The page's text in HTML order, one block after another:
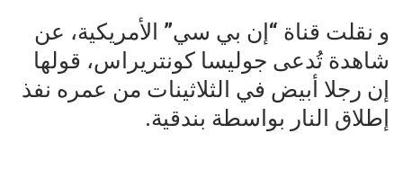
و نقلت قناة “إن بي سي” الأمريكية، عن
شاهدة تُدعى جوليسا كونتريراس، قولها
إن رجلا أبيض في الثلاثينات من عمره نفذ
إطلاق النار بواسطة بندقية.